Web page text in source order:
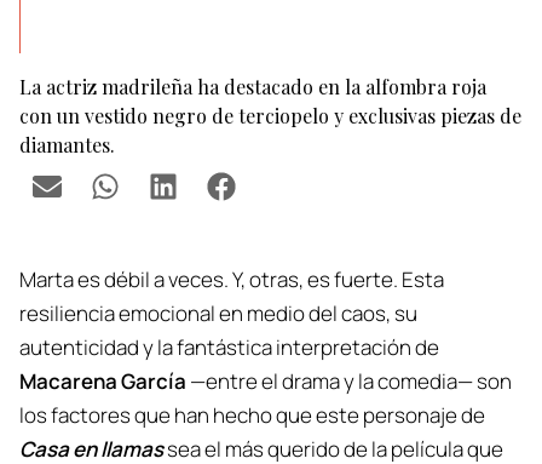
La actriz madrileña ha destacado en la alfombra roja
con un vestido negro de terciopelo y exclusivas piezas de
diamantes.
Marta es débil a veces. Y, otras, es fuerte. Esta
resiliencia emocional en medio del caos, su
autenticidad y la fantástica interpretación de
Macarena García —entre el drama y la comedia— son
los factores que han hecho que este personaje de
Casa en llamassea el más querido de la película que